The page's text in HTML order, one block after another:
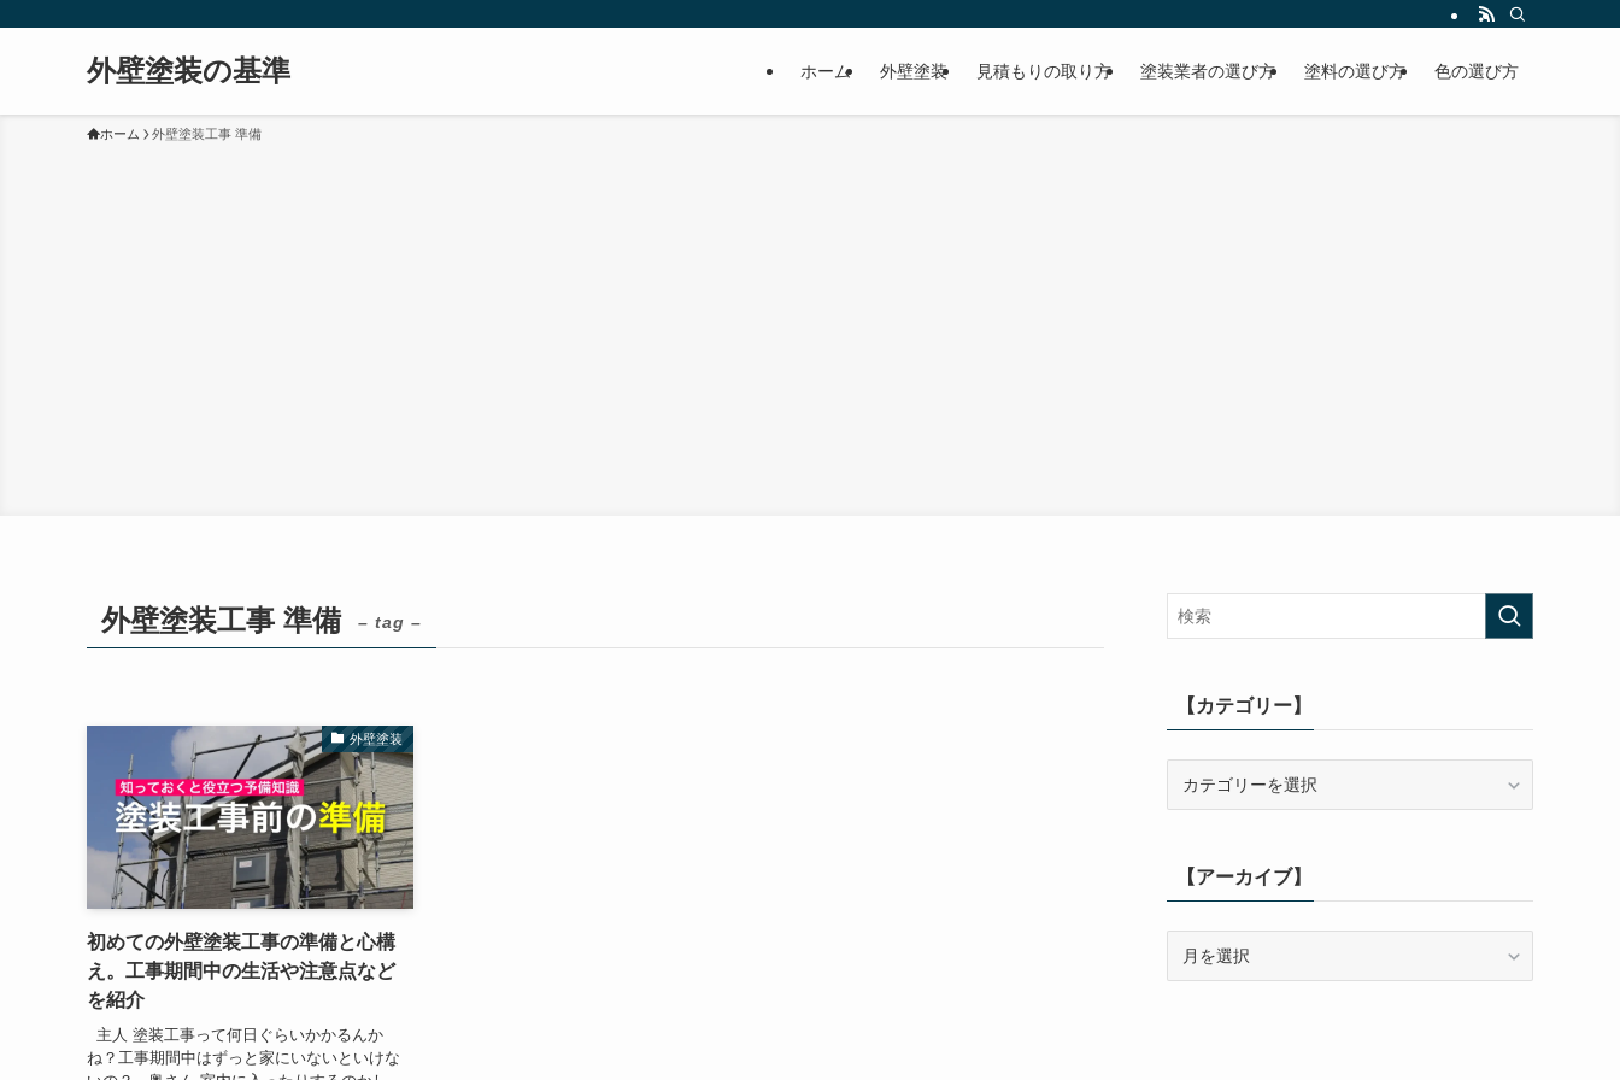
外壁塗装の基準 ホーム 外壁塗装 見積もりの取り方 塗装業者の選び方 塗料の選び方 色の選び方
ホーム 外壁塗装工事 準備
外壁塗装工事 準備 – tag –
外壁塗装
初めての外壁塗装工事の準備と心構
え。工事期間中の生活や注意点など
を紹介
主人 塗装工事って何日ぐらいかかるんか
ね？工事期間中はずっと家にいないといけな
【カテゴリー】
ー】【アーカイブ】